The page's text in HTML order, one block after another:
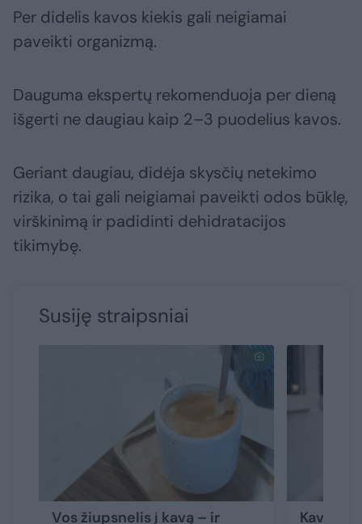
Per didelis kavos kiekis gali neigiamai
paveikti organizmą.
Dauguma ekspertų rekomenduoja per dieną
išgerti ne daugiau kaip 2–3 puodelius kavos.
Geriant daugiau, didėja skysčių netekimo
rizika, o tai gali neigiamai paveikti odos būklę,
virškinimą ir padidinti dehidratacijos
tikimybę.
Susiję straipsniai
Vos žiupsnelis į kavą – ir
Kava: